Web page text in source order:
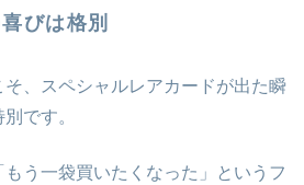
びは格別
、スペシャルレアカードが出た瞬
です。
もう一袋買いたくなった」というフ